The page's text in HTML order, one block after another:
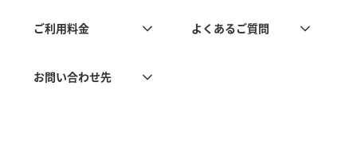
ご利用料金 よくあるご質問
お問い合わせ先